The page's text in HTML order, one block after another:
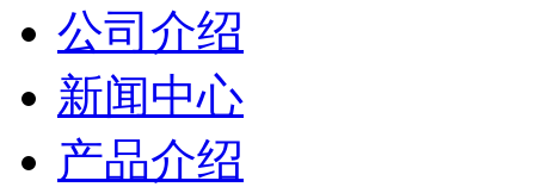
公司介绍
新闻中心
产品介绍